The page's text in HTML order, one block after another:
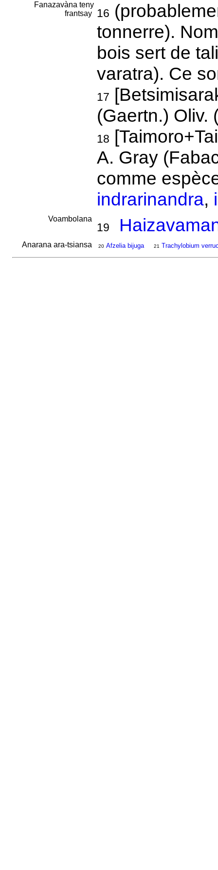
Fanazavàna teny
frantsay
16
tonnerre).
bois sert de
varatra). Ce
17
(Gaertn.) Oliv.
18
A. Gray
comme
indrarinandra,
Voambolana
19
Anarana ara-tsiansa 20 Afzelia bijuga 21 Trachylobium